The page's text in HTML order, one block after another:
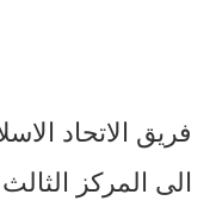
فريق الاتحاد
الى المركز الثالث